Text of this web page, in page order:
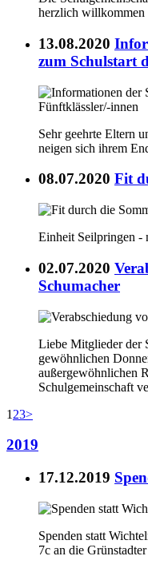
herzlich willkommen
13.08.2020
zum Schulstart
Sehr geehrte Eltern
neigen sich ihrem
08.07.2020 Fit
Einheit Seilpringen -
02.07.2020
Schumacher
Liebe Mitglieder der
gewöhnlichen
außergewöhnlichen
Schulgemeinschaft
1 23>
2019
17.12.2019
Spenden statt
7c an die